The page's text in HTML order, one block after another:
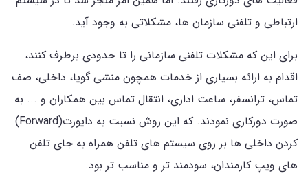
ارتباطی و تلفنی سازمان ها، مشکلاتی به وجود آید.
برای این که مشکلات تلفنی سازمانی را تا حدودی برطرف کنند،
اقدام به ارائه بسیاری از خدمات همچون منشی گویا، داخلی، صف
تماس، ترانسفر، ساعت اداری، انتقال تماس بین همکاران و ... به
صورت دورکاری نمودند. که این روش نسبت به دایورت(Forward)
کردن داخلی ها بر روی سیستم های تلفن همراه به جای تلفن
های ویپ کارمندان، سودمند تر و مناسب تر بود.